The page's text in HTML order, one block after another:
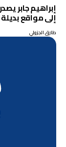
إبراهيم جابر
إلى مواقع بديلة
طارق الجزولي